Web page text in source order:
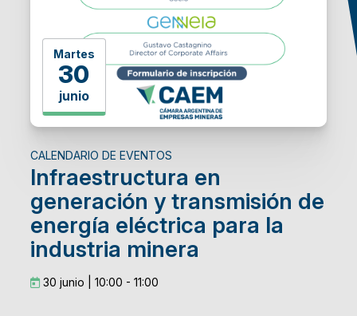
Martes
30
junio
CALENDARIO DE EVENTOS
Infraestructura en
generación y transmisión de
energía eléctrica para la
industria minera
30 junio | 10:00 - 11:00